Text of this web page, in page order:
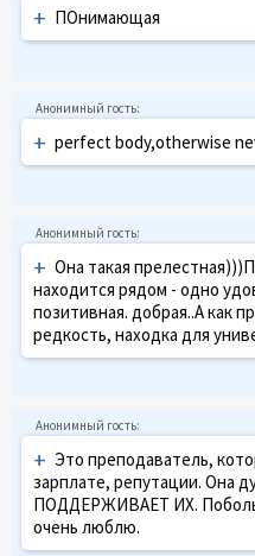
+ ПОнимающая
+ perfect body,otherwise
+ Она такая
находится рядом - одно
позитивная. добрая..А как
редкость, находка для
+ Это преподаватель,
зарплате, репутации. Она
ПОДДЕРЖИВАЕТ ИХ.
очень люблю.